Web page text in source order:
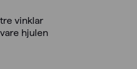
vinklar
hjulen